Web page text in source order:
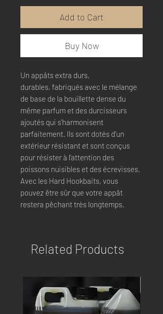
Add to Cart
Buy Now
Un appâts extra durs,
durables, fabriqués avec le mélange
de base de la bouillette dense du
même parfum et des durcisseurs
ajoutés qui s’harmonisent
parfaitement. Ils sont dotés d’un
extérieur résistant et sont conçus
pour résister à l’attention des
poissons nuisibles et des écrevisses.
Avec les Hard Hookbaits, vous
pouvez être sûr que votre appât
restera pêchant très longtemps.
Related Products